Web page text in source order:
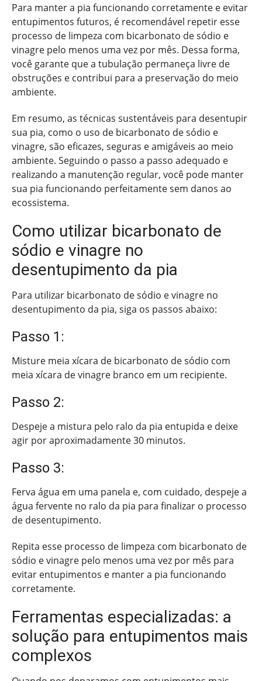
Para manter a pia funcionando corretamente e evitar
entupimentos futuros, é recomendável repetir esse
processo de limpeza com bicarbonato de sódio e
vinagre pelo menos uma vez por mês. Dessa forma,
você garante que a tubulação permaneça livre de
obstruções e contribui para a preservação do meio
ambiente.
Em resumo, as técnicas sustentáveis para desentupir
sua pia, como o uso de bicarbonato de sódio e
vinagre, são eficazes, seguras e amigáveis ao meio
ambiente. Seguindo o passo a passo adequado e
realizando a manutenção regular, você pode manter
sua pia funcionando perfeitamente sem danos ao
ecossistema.
Como utilizar bicarbonato de
sódio e vinagre no
desentupimento da pia
Para utilizar bicarbonato de sódio e vinagre no
desentupimento da pia, siga os passos abaixo:
Passo 1:
Misture meia xícara de bicarbonato de sódio com
meia xícara de vinagre branco em um recipiente.
Passo 2:
Despeje a mistura pelo ralo da pia entupida e deixe
agir por aproximadamente 30 minutos.
Passo 3:
Ferva água em uma panela e, com cuidado, despeje a
água fervente no ralo da pia para finalizar o processo
de desentupimento.
Repita esse processo de limpeza com bicarbonato de
sódio e vinagre pelo menos uma vez por mês para
evitar entupimentos e manter a pia funcionando
corretamente.
Ferramentas especializadas: a
solução para entupimentos mais
complexos